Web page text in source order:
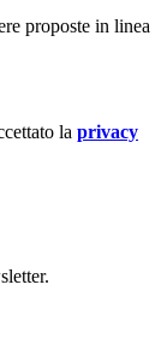
proposte in linea
la privacy